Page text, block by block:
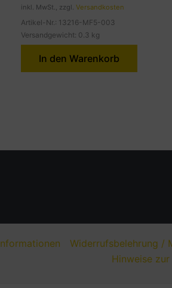
inkl. MwSt., zzgl. Versandkosten
Artikel-Nr.: 13216-MF5-003
Versandgewicht: 0.3 kg
In den Warenkorb
Widerrufsbelehrung /
Hinweise